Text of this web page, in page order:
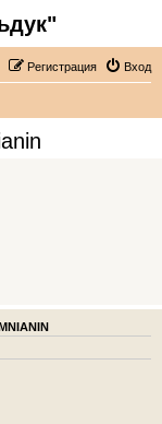
Вход
Регистрация